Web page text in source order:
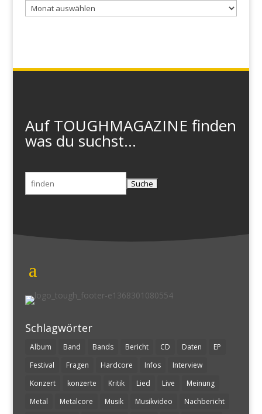
Archiv
Auf TOUGHMAGAZINE finden
was du suchst...
Suchen
nach:
Schlagwörter
Album Band Bands Bericht CD Daten
EP
Festival
Fragen Hardcore Infos
Interview
Konzert
konzerte Kritik Lied Live
Meinung
Metal
Metalcore Musik Musikvideo Nachbericht